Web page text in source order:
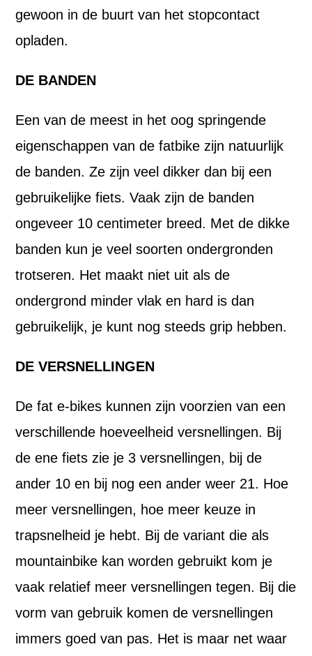
gewoon in de buurt van het stopcontact
opladen.
DE BANDEN
Een van de meest in het oog springende
eigenschappen van de fatbike zijn natuurlijk
de banden. Ze zijn veel dikker dan bij een
gebruikelijke fiets. Vaak zijn de banden
ongeveer 10 centimeter breed. Met de dikke
banden kun je veel soorten ondergronden
trotseren. Het maakt niet uit als de
ondergrond minder vlak en hard is dan
gebruikelijk, je kunt nog steeds grip hebben.
DE VERSNELLINGEN
De fat e-bikes kunnen zijn voorzien van een
verschillende hoeveelheid versnellingen. Bij
de ene fiets zie je 3 versnellingen, bij de
ander 10 en bij nog een ander weer 21. Hoe
meer versnellingen, hoe meer keuze in
trapsnelheid je hebt. Bij de variant die als
mountainbike kan worden gebruikt kom je
vaak relatief meer versnellingen tegen. Bij die
vorm van gebruik komen de versnellingen
immers goed van pas. Het is maar net waar